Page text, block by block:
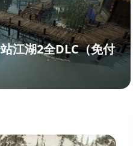
永久地址
江湖2全DLC（免付